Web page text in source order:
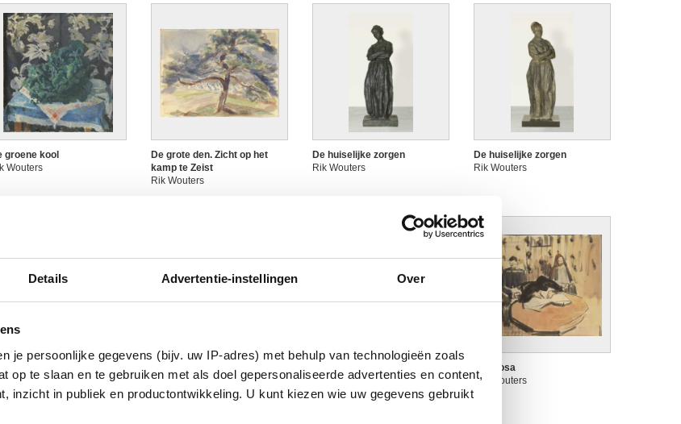
Details Advertentie-instellingen Over
je persoonlijke gegevens (bijv. uw IP-adres) met behulp van technologieën zoals
op te slaan en te gebruiken met als doel gepersonaliseerde advertenties en content,
inzicht in publiek en productontwikkeling. U kunt kiezen wie uw gegevens gebruikt
groene kool
Wouters
De grote den. Zicht op het
kamp te Zeist
Rik Wouters
De huiselijke zorgen
Rik Wouters
De huiselijke zorgen
Rik Wouters
Schelde te Antwerpen
Wouters
De Seine in Parijs
Rik Wouters
De strijksters
Rik Wouters
Dolorosa
Rik Wouters